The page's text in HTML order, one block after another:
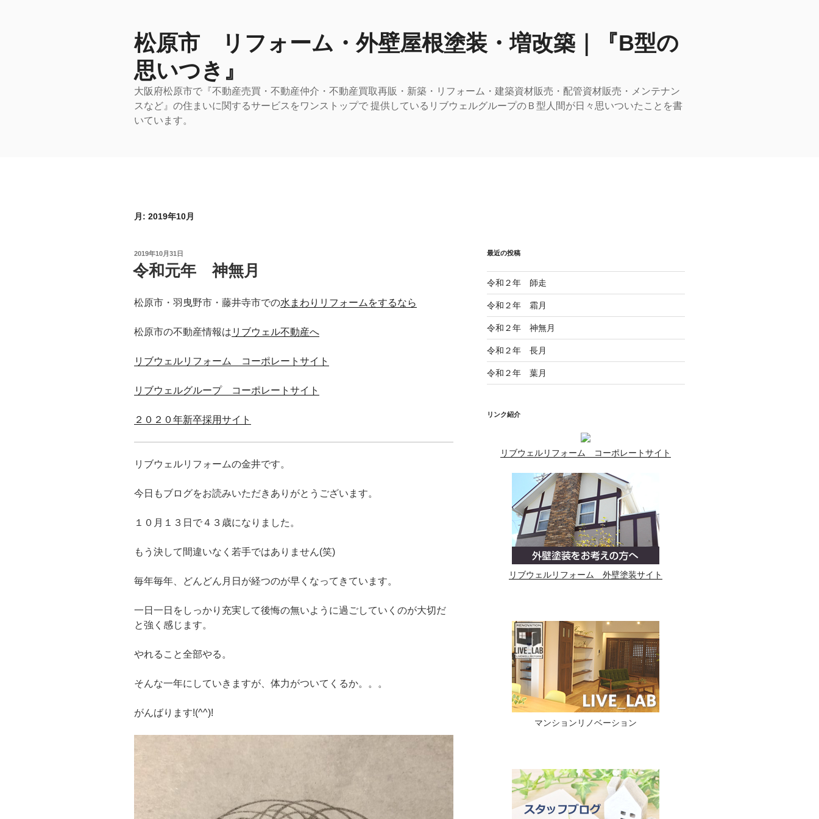
松原市 リフォーム・外壁屋根塗装・増改築｜『B型の
思いつき』
大阪府松原市で『不動産売買・不動産仲介・不動産買取再販・新築・リフォーム・建築資材販売・配管資材販売・メンテナン
スなど』の住まいに関するサービスをワンストップで 提供しているリブウェルグループのＢ型人間が日々思いついたことを書
いています。
月: 2019年10月
投
稿
日:
2019年10月31日
令和元年 神無月
松原市・羽曳野市・藤井寺市での水まわりリフォームをするなら
松原市の不動産情報は リブウェル不動産へ
リブウェルリフォーム コーポレートサイト
リブウェルグループ コーポレートサイト
２０２０年新卒採用サイト
リブウェルリフォームの金井です。
今日もブログをお読みいただきありがとうございます。
１０月１３日で４３歳になりました。
もう決して間違いなく若手ではありません(笑)
毎年毎年、どんどん月日が経つのが早くなってきています。
一日一日をしっかり充実して後悔の無いように過ごしていくのが大切だ
と強く感じます。
やれること全部やる。
そんな一年にしていきますが、体力がついてくるか。。。
がんばります!(^^)!
最近の投稿
令和２年 師走
令和２年 霜月
令和２年 神無月
令和２年 長月
令和２年 葉月
リンク紹介
リブウェルリフォーム コーポレートサイト
リブウェルリフォーム 外壁塗装サイト
マンションリノベーション